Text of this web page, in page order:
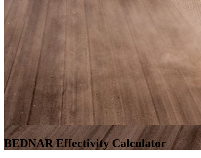
BEDNAR Effectivity Calculator